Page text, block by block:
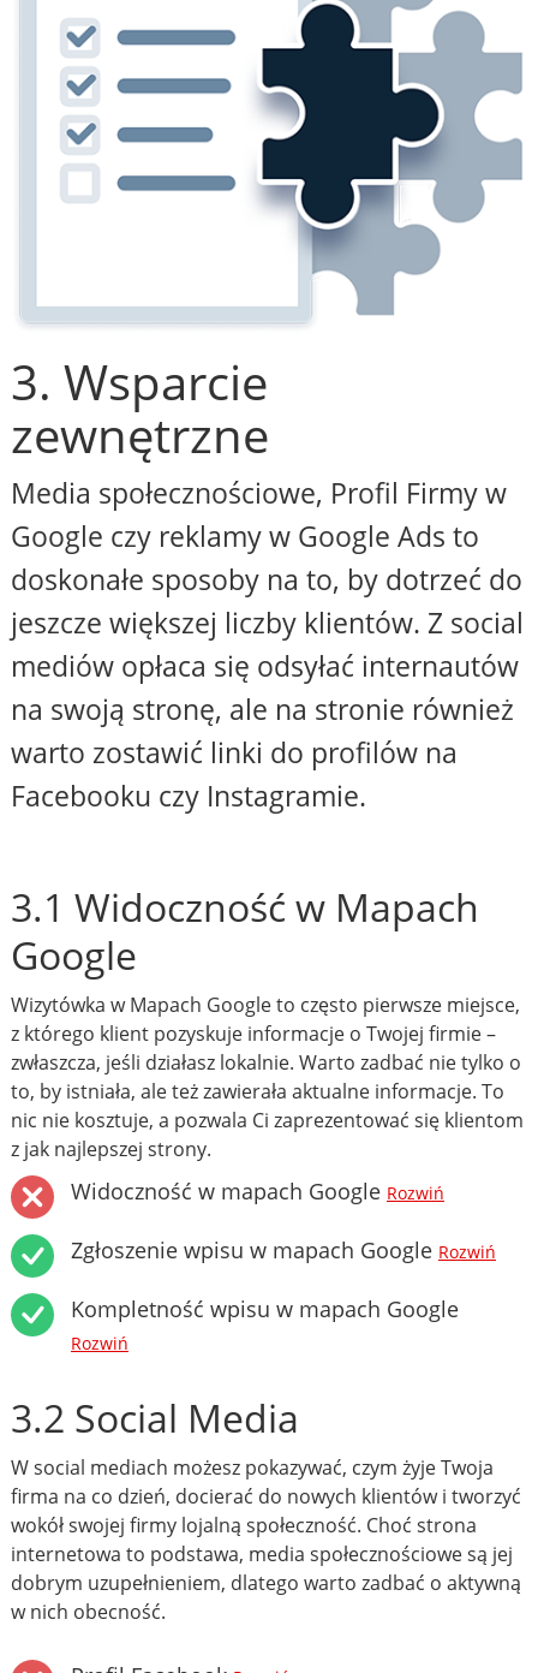
3. Wsparcie
zewnętrzne
Media społecznościowe, Profil Firmy w
Google czy reklamy w Google Ads to
doskonałe sposoby na to, by dotrzeć do
jeszcze większej liczby klientów. Z social
mediów opłaca się odsyłać internautów
na swoją stronę, ale na stronie również
warto zostawić linki do profilów na
Facebooku czy Instagramie.
3.1 Widoczność w Mapach
Google
Wizytówka w Mapach Google to często pierwsze miejsce,
z którego klient pozyskuje informacje o Twojej firmie –
zwłaszcza, jeśli działasz lokalnie. Warto zadbać nie tylko o
to, by istniała, ale też zawierała aktualne informacje. To
nic nie kosztuje, a pozwala Ci zaprezentować się klientom
z jak najlepszej strony.
Widoczność w mapach Google Rozwiń
Zgłoszenie wpisu w mapach Google Rozwiń
Kompletność wpisu w mapach Google
Rozwiń
3.2 Social Media
W social mediach możesz pokazywać, czym żyje Twoja
firma na co dzień, docierać do nowych klientów i tworzyć
wokół swojej firmy lojalną społeczność. Choć strona
internetowa to podstawa, media społecznościowe są jej
dobrym uzupełnieniem, dlatego warto zadbać o aktywną
w nich obecność.